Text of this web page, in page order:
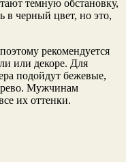
темную обстановку,
в черный цвет, но это,
рекомендуется
или декоре. Для
подойдут бежевые,
Мужчинам
их оттенки.